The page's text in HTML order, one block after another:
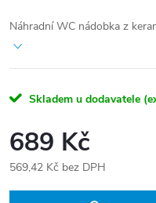
Náhradní WC nádobka z
Skladem u dodavatele
689 Kč
569,42 Kč bez DPH